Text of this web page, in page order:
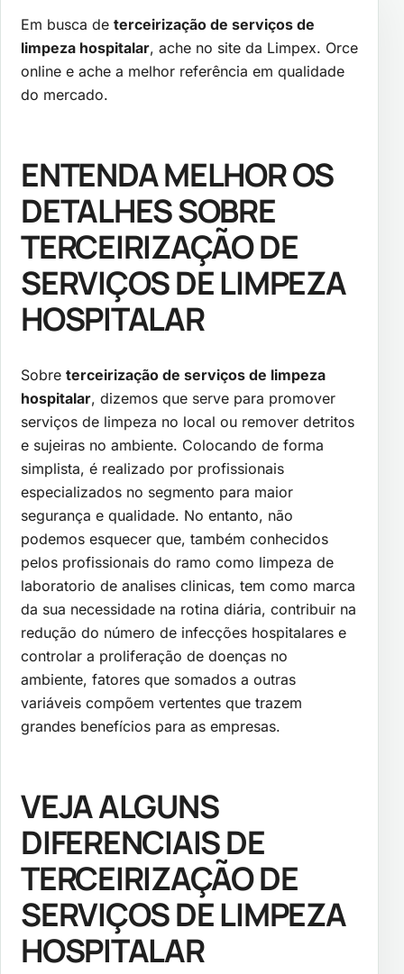
Em busca de terceirização de serviços de
limpeza hospitalar, ache no site da Limpex. Orce
online e ache a melhor referência em qualidade
do mercado.
ENTENDA MELHOR OS
DETALHES SOBRE
TERCEIRIZAÇÃO DE
SERVIÇOS DE LIMPEZA
HOSPITALAR
Sobre terceirização de serviços de limpeza
hospitalar, dizemos que serve para promover
serviços de limpeza no local ou remover detritos
e sujeiras no ambiente. Colocando de forma
simplista, é realizado por profissionais
especializados no segmento para maior
segurança e qualidade. No entanto, não
podemos esquecer que, também conhecidos
pelos profissionais do ramo como limpeza de
laboratorio de analises clinicas, tem como marca
da sua necessidade na rotina diária, contribuir na
redução do número de infecções hospitalares e
controlar a proliferação de doenças no
ambiente, fatores que somados a outras
variáveis compõem vertentes que trazem
grandes benefícios para as empresas.
VEJA ALGUNS
DIFERENCIAIS DE
TERCEIRIZAÇÃO DE
SERVIÇOS DE LIMPEZA
HOSPITALAR